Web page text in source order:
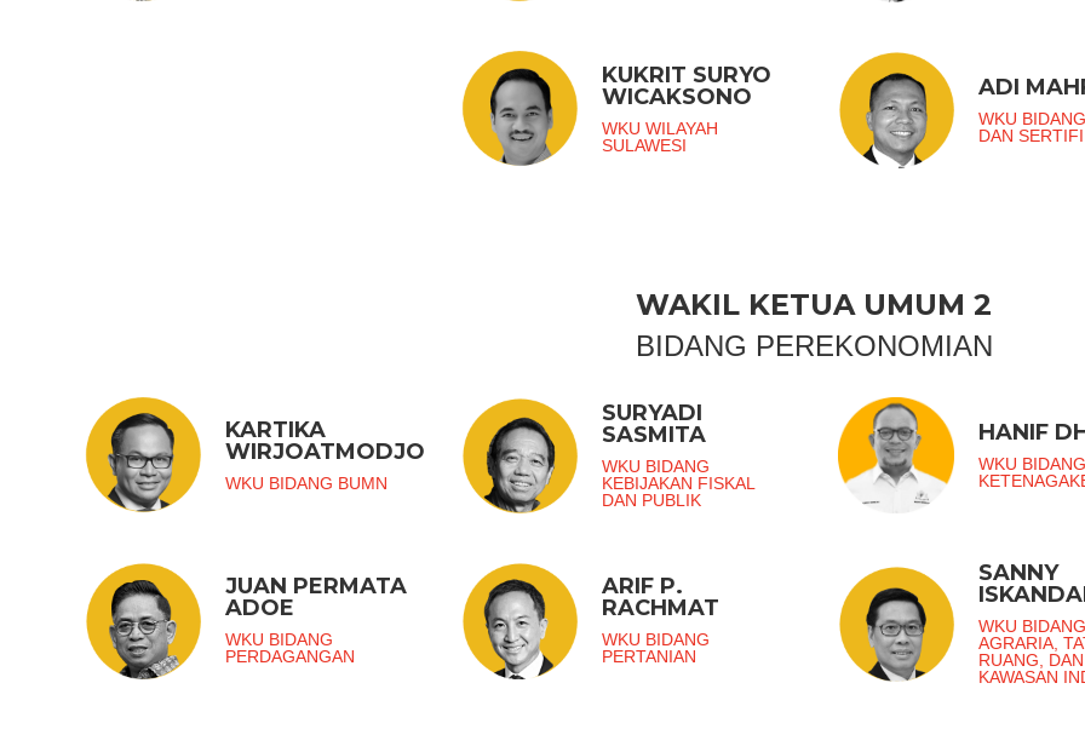
KUKRIT SURYO
WICAKSONO
WKU WILAYAH
SULAWESI
ADI
WKU
DAN
WAKIL KETUA UMUM 2
BIDANG PEREKONOMIAN
KARTIKA
WIRJOATMODJO
WKU BIDANG BUMN
SURYADI
SASMITA
WKU BIDANG
KEBIJAKAN FISKAL
DAN PUBLIK
HANIF
WKU
JUAN PERMATA
ADOE
WKU BIDANG
PERDAGANGAN
ARIF P.
RACHMAT
WKU BIDANG
PERTANIAN
SANNY
WKU
AGRARIA,
RUANG, DAN
KAWASAN